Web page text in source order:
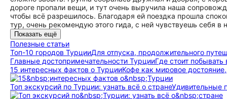
дороге пропали вещи, и тут очень выручила наша
чтобы всё разрешилось. Благодаря ей поездка прошла
тур, очень рекомендую этого гида, с ней чувствуешь себя
Показать ещё
Полезные статьи
Топ-10 городов ТурцииДля отпуска, продолжительного
Главные до­сто­при­ме­ча­тель­но­сти ТурцииГде стоит
15 интересных фактов о ТурцииКофе как мировое
Топ экскурсий по Турции: узнать всё о странеУдивительные